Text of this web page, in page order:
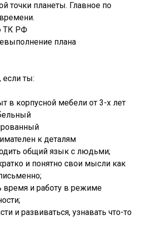
точки планеты. Главное по
ТК РФ
плана
ты:
в корпусной мебели от 3-х лет
к деталям
общий язык с людьми;
и понятно свои мысли как
время и работу в режиме
и развиваться, узнавать что-то